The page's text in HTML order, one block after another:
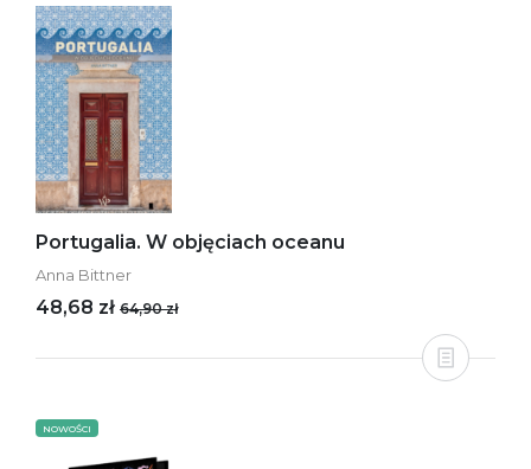
Portugalia. W objęciach oceanu
Anna Bittner
48,68 zł 64,90 zł
NOWOŚCI